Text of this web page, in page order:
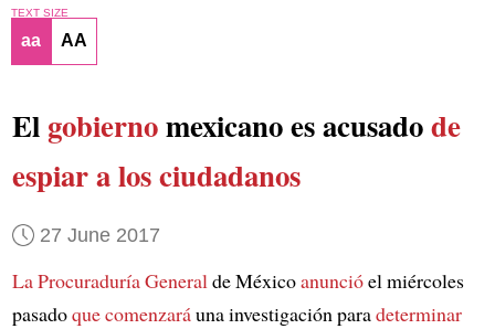
TEXT SIZE
aa AA
El gobiernomexicano es acusadode
espiar a los ciudadanos
27 June 2017
La Procuraduría Generalde Méxicoanuncióel miércoles
pasadoque comenzaráuna investigación paradeterminar